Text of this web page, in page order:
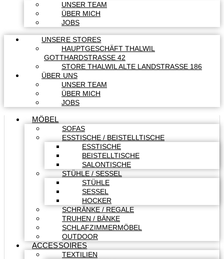
UNSER TEAM
ÜBER MICH
JOBS
UNSERE STORES
HAUPTGESCHÄFT THALWIL
GOTTHARDSTRASSE 42
STORE THALWIL ALTE LANDSTRASSE 186
ÜBER UNS
UNSER TEAM
ÜBER MICH
JOBS
MÖBEL
SOFAS
ESSTISCHE / BEISTELLTISCHE
ESSTISCHE
BEISTELLTISCHE
SALONTISCHE
STÜHLE / SESSEL
STÜHLE
SESSEL
HOCKER
SCHRÄNKE / REGALE
TRUHEN / BÄNKE
SCHLAFZIMMERMÖBEL
OUTDOOR
ACCESSOIRES
TEXTILIEN